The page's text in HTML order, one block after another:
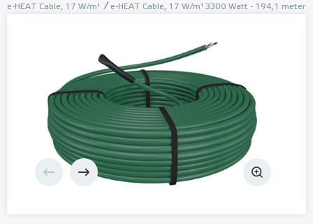
e-HEAT Cable, 17 W/m¹
e-HEAT Cable, 17 W/m¹ 3300 Watt - 194,1 meter